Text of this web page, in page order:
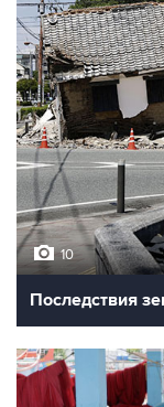
10
Последствия